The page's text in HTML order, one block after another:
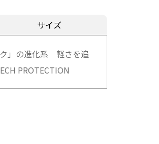
サイズ
」の進化系 軽さを追
PROTECTION